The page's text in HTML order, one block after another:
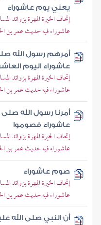
يعني يوم عاشوراء
إتحاف الخيرة المهرة
عاشوراء فيه حديث عمر بن
أمرهم رسول الله
عاشوراء اليوم
إتحاف الخيرة المهرة
عاشوراء فيه حديث عمر بن
أمرنا رسول الله
عاشوراء فصوموا
إتحاف الخيرة المهرة
عاشوراء فيه حديث عمر بن
صوم عاشوراء
إتحاف الخيرة المهرة
عاشوراء فيه حديث عمر بن
أن النبي صلى الله